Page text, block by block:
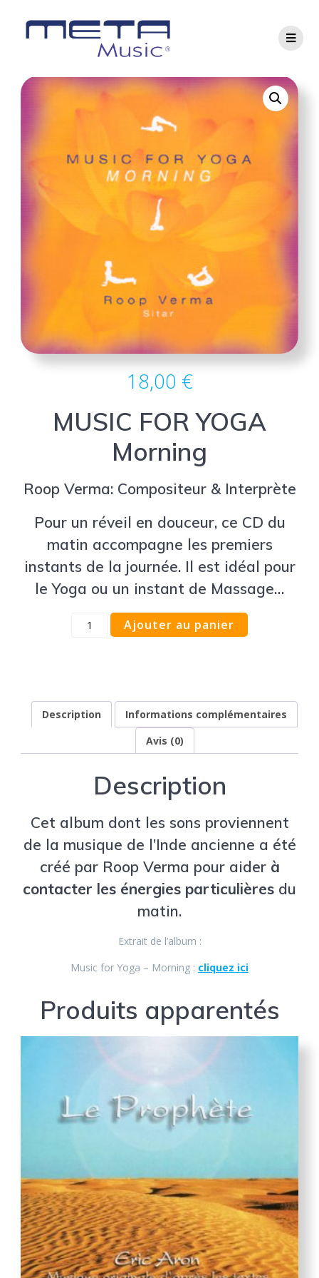
18,00 €
MUSIC FOR YOGA
Morning
Roop Verma: Compositeur & Interprète
Pour un réveil en douceur, ce CD du
matin accompagne les premiers
instants de la journée. Il est idéal pour
le Yoga ou un instant de Massage…
Ajouter au panier
Description
Informations complémentaires
Avis (0)
Description
Cet album dont les sons proviennent
de la musique de l’Inde ancienne a été
créé par Roop Verma pour aider à
contacter les énergies particulières du
matin.
Extrait de l’album :
Music for Yoga – Morning : cliquez ici
Produits apparentés